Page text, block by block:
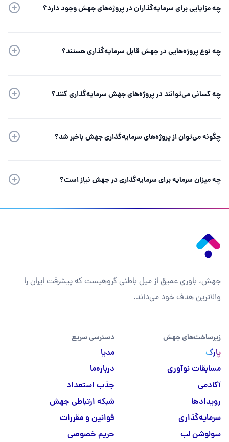
چه مزایایی برای سرمایه‌گذاران در پروژه‌های جهش وجود دارد؟
چه نوع پروژه‌هایی در جهش قابل سرمایه‌گذاری هستند؟
چه کسانی می‌توانند در پروژه‌های جهش سرمایه‌گذاری کنند؟
چگونه می‌توان از پروژه‌های سرمایه‌گذاری جهش باخبر شد؟
چه میزان سرمایه برای سرمایه‌گذاری در جهش نیاز است؟
جهش، باوری عمیق از میل باطنی گروهیست که پیشرفت ایران را
والاترین هدف خود می‌داند.
زیرساخت‌های جهش
پارک
مسابقات نوآوری
آکادمی
رویدادها
سرمایه‌گذاری
سولوشن لب
دسترسی سریع
مدیا
درباره‌ما
جذب استعداد
شبکه ارتباطی جهش
قوانین و مقررات
حریم خصوصی